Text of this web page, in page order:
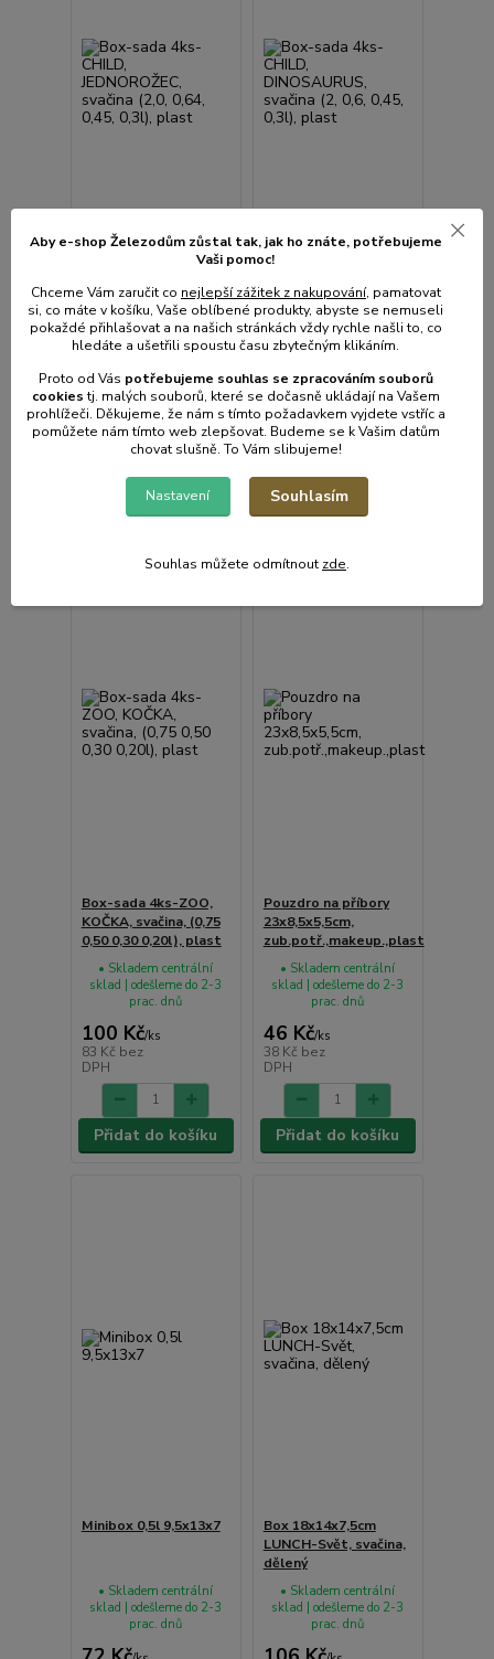
Box-sada 4ks-CHILD,
(2,0, 0,64, 0,45, 0,3l),
plast
106 Kč/ks
88 Kčbez
• Skladem centrální
prac. dnů
Přidat do košíku
Box-sada 4ks-CHILD,
(2, 0,6, 0,45, 0,3l),
plast
106 Kč/ks
88 Kčbez
DPH
• Skladem centrální
prac. dnů
Přidat do košíku
Box-sada 4ks-ZOO,
KOČKA, svačina, (0,75
0,50 0,30 0,20l), plast
100 Kč/ks
83 Kč bez
DPH
• Skladem centrální
sklad | odešleme do 2-3
prac. dnů
Přidat do košíku
Pouzdro na příbory
23x8,5x5,5cm,
zub.potř.,makeup.,plast
46 Kč/ks
38 Kč bez
DPH
• Skladem centrální
sklad | odešleme do 2-3
prac. dnů
Přidat do košíku
Minibox 0,5l 9,5x13x7
• Skladem centrální
sklad | odešleme do 2-3
prac. dnů
Box 18x14x7,5cm
LUNCH-Svět, svačina,
dělený
• Skladem centrální
sklad | odešleme do 2-3
prac. dnů
Aby e-shop Železodům zůstal tak, jak ho znáte, potřebujeme
Vaši pomoc!
Chceme Vám zaručit co nejlepší zážitek z nakupování, pamatovat
si, co máte v košíku, Vaše oblíbené produkty, abyste se nemuseli
pokaždé přihlašovat a na našich stránkách vždy rychle našli to, co
hledáte a ušetřili spoustu času zbytečným klikáním.
Proto od Vás potřebujeme souhlas se zpracováním souborů
cookiestj. malých souborů, které se dočasně ukládají na Vašem
prohlížeči. Děkujeme, že nám s tímto požadavkem vyjdete vstříc a
pomůžete nám tímto web zlepšovat. Budeme se k Vašim datům
chovat slušně. To Vám slibujeme!
Nastavení Souhlasím
Souhlas můžete odmítnout zde.